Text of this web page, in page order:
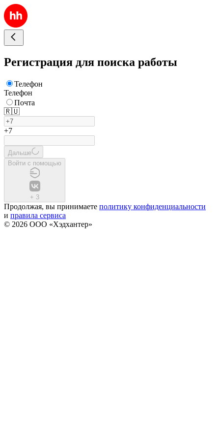
Регистрация для поиска работы
Телефон
Телефон
Почта
🇷🇺
+7
Дальше
Войти с помощью
+ 3
Продолжая, вы принимаете политику конфиденциальности
и правила сервиса
© 2026 ООО «Хэдхантер»